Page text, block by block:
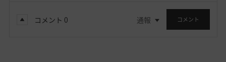
コメント 0 通報 コメント